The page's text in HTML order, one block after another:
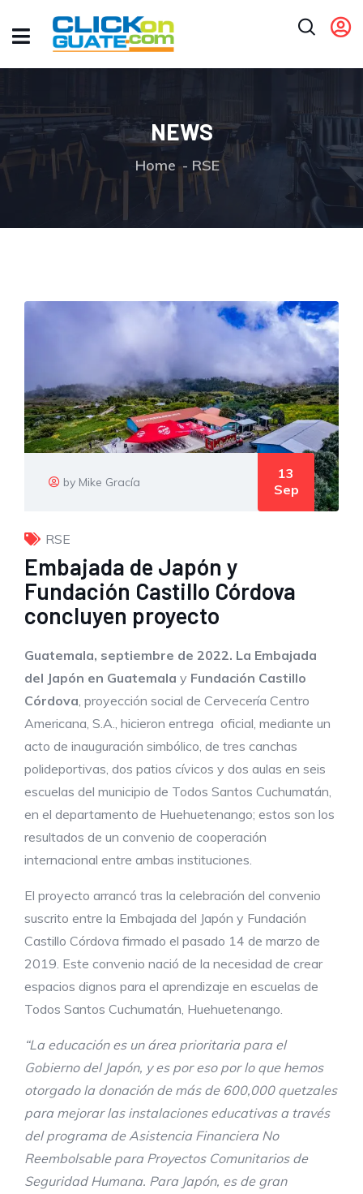
NEWS
Home RSE
by Mike Gracía
13
Sep
RSE
Embajada de Japón y
Fundación Castillo Córdova
concluyen proyecto
Guatemala, septiembre de 2022. La Embajada
del Japón en Guatemala y Fundación Castillo
Córdova , proyección social de Cervecería Centro
Americana, S.A., hicieron entrega oficial, mediante un
acto de inauguración simbólico, de tres canchas
polideportivas, dos patios cívicos y dos aulas en seis
escuelas del municipio de Todos Santos Cuchumatán,
en el departamento de Huehuetenango; estos son los
resultados de un convenio de cooperación
internacional entre ambas instituciones.
El proyecto arrancó tras la celebración del convenio
suscrito entre la Embajada del Japón y Fundación
Castillo Córdova firmado el pasado 14 de marzo de
2019. Este convenio nació de la necesidad de crear
espacios dignos para el aprendizaje en escuelas de
Todos Santos Cuchumatán, Huehuetenango.
“La educación es un área prioritaria para el
Gobierno del Japón, y es por eso por lo que hemos
otorgado la donación de más de 600,000 quetzales
para mejorar las instalaciones educativas a través
del programa de Asistencia Financiera No
Reembolsable para Proyectos Comunitarios de
Seguridad Humana. Para Japón, es de gran